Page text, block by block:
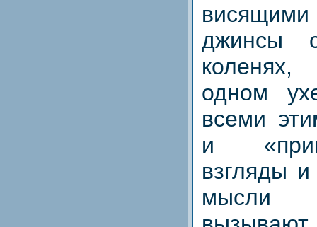
джинсы
одном
всеми
и
взгляды
мысли